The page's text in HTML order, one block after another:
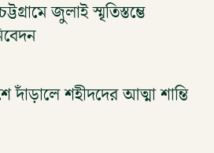
জুলাই স্মৃতিস্তম্ভে
দাঁড়ালে শহীদদের আত্মা শান্তি